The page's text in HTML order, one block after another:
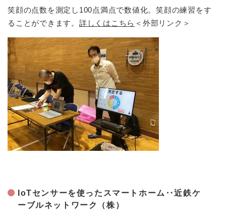
笑顔の点数を測定し100点満点で数値化。笑顔の練習をす
ることができます。 詳しくはこちら ＜外部リンク＞
IoTセンサーを使ったスマートホーム‥近鉄ケ
ーブルネットワーク（株）